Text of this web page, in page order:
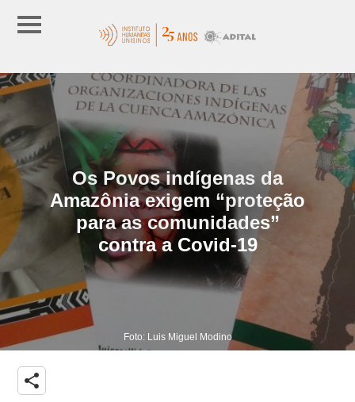
Os Povos indígenas da
Amazônia exigem “proteção
para as comunidades”
contra a Covid-19
Foto: Luis Miguel Modino
share